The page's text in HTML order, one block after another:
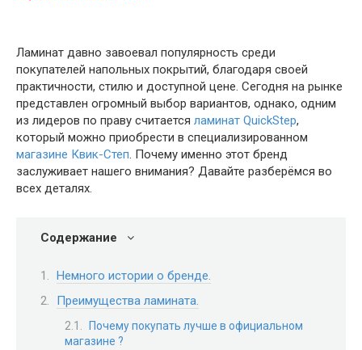
Ламинат давно завоевал популярность среди
покупателей напольных покрытий, благодаря своей
практичности, стилю и доступной цене. Сегодня на рынке
представлен огромный выбор вариантов, однако, одним
из лидеров по праву считается ламинат QuickStep,
который можно приобрести в специализированном
магазине Квик-Степ. Почему именно этот бренд
заслуживает нашего внимания? Давайте разберёмся во
всех деталях.
Содержание
Немного истории о бренде.
Преимущества ламината.
Почему покупать лучше в официальном
магазине ?